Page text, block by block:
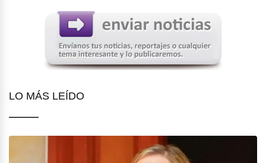
LO MÁS LEÍDO